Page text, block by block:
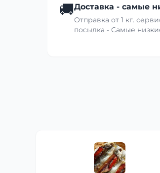
🚚Доставка - самые
Отправка от 1 кг.
посылка - Самые